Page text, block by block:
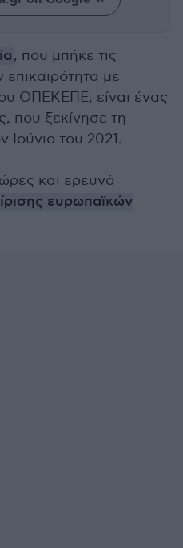
, που μπήκε τις
επικαιρότητα με
ΟΠΕΚΕΠΕ, είναι ένας
που ξεκίνησε τη
Ιούνιο του 2021.
και ερευνά
ευρωπαϊκών